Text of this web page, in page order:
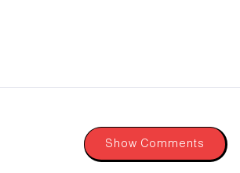
Show Comments